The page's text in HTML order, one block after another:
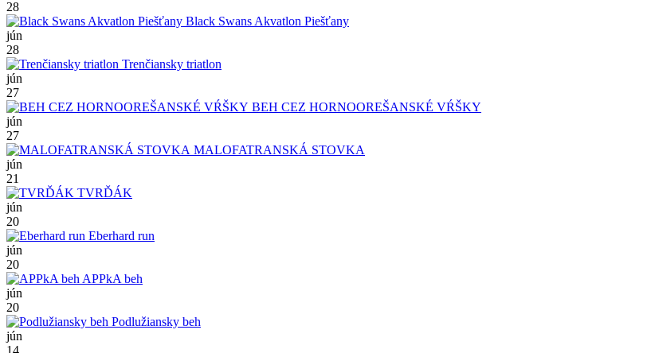
28
Black Swans Akvatlon Piešťany
jún
28
Trenčiansky triatlon
jún
27
BEH CEZ HORNOOREŠANSKÉ VŔŠKY
jún
27
MALOFATRANSKÁ STOVKA
jún
21
TVRĎÁK
jún
20
Eberhard run
jún
20
APPkA beh
jún
20
Podlužiansky beh
jún